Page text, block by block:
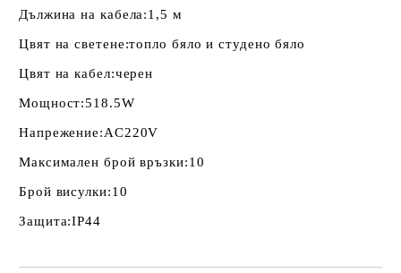
Дължина на кабела:1,5 м
Цвят на светене:топло бяло и студено бяло
Цвят на кабел:черен
Мощност:518.5W
Напрежение:AC220V
Максимален брой връзки:10
Брой висулки:10
Защита:IP44